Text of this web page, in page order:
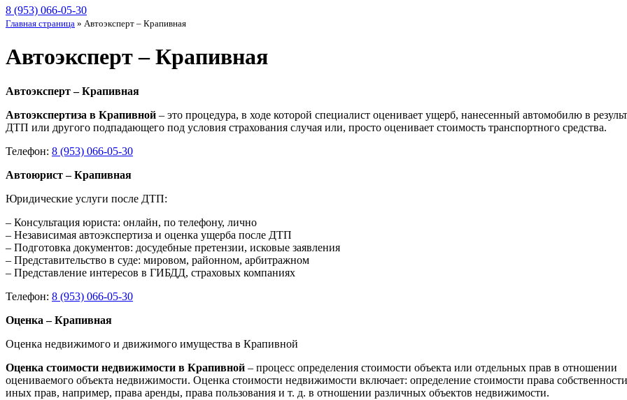
8 (953) 066-05-30
Главная страница » Автоэксперт – Крапивная
Автоэксперт – Крапивная
Автоэксперт – Крапивная
Автоэкспертиза в Крапивной – это процедура, в ходе которой специалист оценивает ущерб, нанесенный автомобилю в
ДТП или другого подпадающего под условия страхования случая или, просто оценивает стоимость транспортного средства.
Телефон: 8 (953) 066-05-30
Автоюрист – Крапивная
Юридические услуги после ДТП:
– Консультация юриста: онлайн, по телефону, лично
– Независимая автоэкспертиза и оценка ущерба после ДТП
– Подготовка документов: досудебные претензии, исковые заявления
– Представительство в суде: мировом, районном, арбитражном
– Представление интересов в ГИБДД, страховых компаниях
Телефон: 8 (953) 066-05-30
Оценка – Крапивная
Оценка недвижимого и движимого имущества в Крапивной
Оценка стоимости недвижимости в Крапивной – процесс определения стоимости объекта или отдельных прав в отношении
оцениваемого объекта недвижимости. Оценка стоимости недвижимости включает: определение стоимости права
иных прав, например, права аренды, права пользования и т. д. в отношении различных объектов недвижимости.